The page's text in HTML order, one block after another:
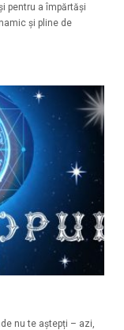
pentru a împărtăși
și pline de
nu te aștepți – azi,